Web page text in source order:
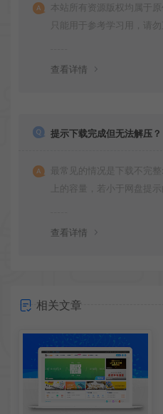
本站所有资源版权均属于
只能用于参考学习用，请
查看详情
提示下载完成但无法解压？
最常见的情况是下载不完
上的容量，若小于网盘提
查看详情
相关文章